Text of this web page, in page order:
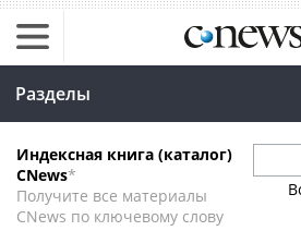
Разделы
Индексная книга (каталог)
CNews*
Получите все материалы
CNews по ключевому слову